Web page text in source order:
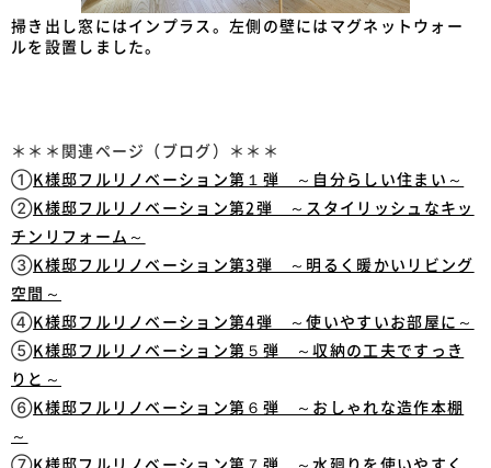
掃き出し窓にはインプラス。左側の壁にはマグネットウォー
ルを設置しました。
＊＊＊関連ページ（ブログ）＊＊＊
① K様邸フルリノベーション第１弾 ～自分らしい住まい～
② K様邸フルリノベーション第2弾 ～スタイリッシュなキッ
チンリフォーム～
③ K様邸フルリノベーション第3弾 ～明るく暖かいリビング
空間～
④ K様邸フルリノベーション第4弾 ～使いやすいお部屋に～
⑤ K様邸フルリノベーション第５弾 ～収納の工夫ですっき
りと～
⑥ K様邸フルリノベーション第６弾 ～おしゃれな造作本棚
～
⑦ K様邸フルリノベーション第７弾 ～水廻りを使いやすく